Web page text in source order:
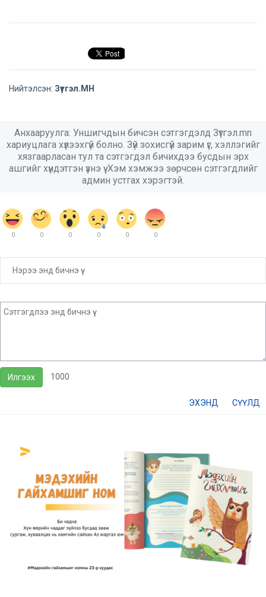
Нийтэлсэн: Зүтгэл.МН
Анхааруулга: Уншигчдын бичсэн сэтгэгдэлд Зүтгэл.mn
хариуцлага хүлээхгүй болно. Зүй зохисгүй зарим үг, хэллэгийг
хязгаарласан тул та сэтгэгдэл бичихдээ бусдын эрх
ашгийг хүндэтгэн үзнэ үү. Хэм хэмжээ зөрчсөн сэтгэгдлийг
админ устгах хэрэгтэй.
0 0 0 0 0 0
Илгээх 1000
ЭХЭНД СҮҮЛД